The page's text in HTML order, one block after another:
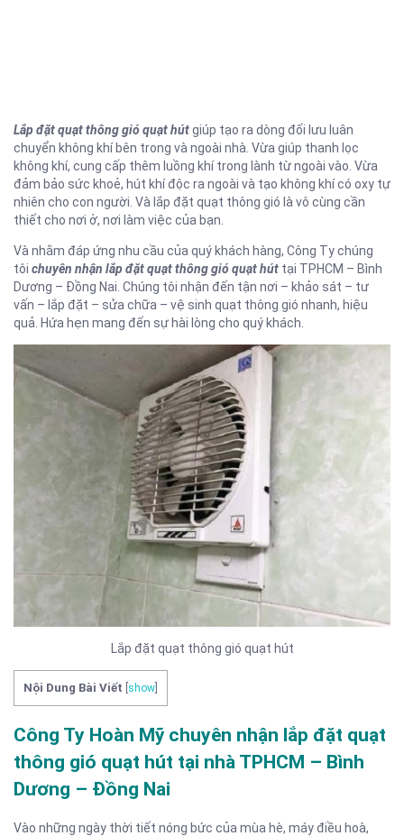
Lắp đặt quạt thông gió quạt hútgiúp tạo ra dòng đối lưu luân
chuyển không khí bên trong và ngoài nhà. Vừa giúp thanh lọc
không khí, cung cấp thêm luồng khí trong lành từ ngoài vào. Vừa
đảm bảo sức khoẻ, hút khí độc ra ngoài và tạo không khí có oxy tự
nhiên cho con người. Và lắp đặt quạt thông gió là vô cùng cần
thiết cho nơi ở, nơi làm việc của bạn.
Và nhằm đáp ứng nhu cầu của quý khách hàng, Công Ty chúng
tôi chuyên nhận lắp đặt quạt thông gió quạt hút tại TPHCM – Bình
Dương – Đồng Nai. Chúng tôi nhận đến tận nơi – khảo sát – tư
vấn – lắp đặt – sửa chữa – vệ sinh quạt thông gió nhanh, hiệu
quả. Hứa hẹn mang đến sự hài lòng cho quý khách.
Lắp đặt quạt thông gió quạt hút
Nội Dung Bài Viết show
Công Ty Hoàn Mỹ chuyên nhận lắp đặt quạt
thông gió quạt hút tại nhà TPHCM – Bình
Dương – Đồng Nai
Vào những ngày thời tiết nóng bức của mùa hè, máy điều hoà,